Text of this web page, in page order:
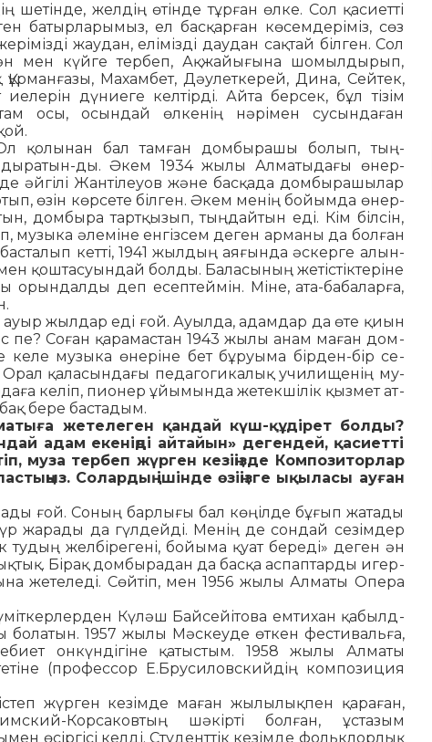
шетінде, желдің өтінде тұрған өлке. Сол қа­сиетті
батырларымыз, ел басқарған көсемдеріміз, сөз
жаудан, елімізді даудан сақтай білген. Сол
ән мен күйге тербеп, Ақжайығына шомылдырып,
Құрманғазы, Ма­хамбет, Дәулеткерей, Дина, Сейтек,
дүниеге келтірді. Айта берсек, бұл тізім
осы, осындай өл­кенің нәрімен сусындаған
қолынан бал тамған домбырашы болып, тың­
ды. Әкем 1934 жылы Алматыдағы өнер­
әй­гілі Жантілеуов және басқада домбырашылар
өзін көрсете білген. Әкем менің бойымда өнер­
дом­быра тартқызып, тыңдайтын еді. Кім білсін,
му­зыка әлеміне енгізсем деген арманы да болған
кетті, 1941 жылдың аяғында әскерге алын­
қоштасуындай болды. Баласының же­тістіктеріне
деп есептеймін. Міне, ата-бабаларға,
ауыр жылдар еді ғой. Ауылда, адамдар да өте қиын
пе? Соған қарамастан 1943 жылы анам маған дом­
музыка өнеріне бет бұруыма бірден-бір се­
Орал қаласындағы педагогикалық училищенің му­
келіп, пионер ұйымында жетекшілік қызмет ат­
бере бастадым.
жетелеген қандай күш-құдірет болды?
адам еке­ніңді айтайын» дегендей, қасиетті
муза тер­беп жүрген кезіңізде Композиторлар
Солардың ішін­де өзіңізге ықыласы ауған
ғой. Соның барлығы бал көңілде бұғып жа­тады
жарады да гүлдейді. Менің де сондай сезімдер
желбірегені, бойыма қуат береді» деген ән
Бірақ домбырадан да басқа аспаптарды игер­
жетеледі. Сөйтіп, мен 1956 жылы Ал­маты Опера
Күләш Байсейітова емтихан қа­былд­
болатын. 1957 жылы Мәскеуде өткен фес­тивальға,
онкүндігіне қатыстым. 1958 жылы Ал­маты
(профессор Е.Брусиловскийдің ком­позиция
жүрген кезімде маған жылылықпен қара­ған,
Корсаковтың шәкірті болған, ұстазым
өсіргісі келді. Студенттік кезімде фо­­­льк­лорлық